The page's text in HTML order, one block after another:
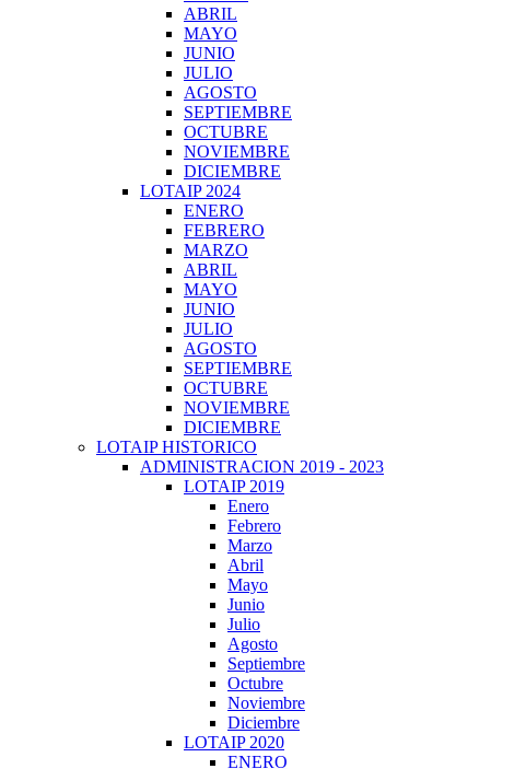
ABRIL
MAYO
JUNIO
JULIO
AGOSTO
SEPTIEMBRE
OCTUBRE
NOVIEMBRE
DICIEMBRE
LOTAIP 2024
ENERO
FEBRERO
MARZO
ABRIL
MAYO
JUNIO
JULIO
AGOSTO
SEPTIEMBRE
OCTUBRE
NOVIEMBRE
DICIEMBRE
LOTAIP HISTORICO
ADMINISTRACION 2019 - 2023
LOTAIP 2019
Enero
Febrero
Marzo
Abril
Mayo
Junio
Julio
Agosto
Septiembre
Octubre
Noviembre
Diciembre
LOTAIP 2020
ENERO